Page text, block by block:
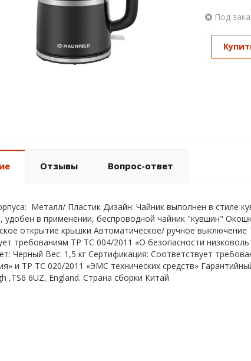
Под
Отзывы Вопрос-ответ
Металл/ Пластик Дизайн: Чайник выполнен в стиле
удобен в применении, беспроводной чайник "кувшин"
открытие крышки Автоматическое/ ручное выключение
требованиям ТР ТС 004/2011 «О безопасности
Черный Вес: 1,5 кг Сертификация: Соответствует
и ТР ТС 020/2011 «ЭМС технических средств»
,TS6 6UZ, England. Страна сборки Китай